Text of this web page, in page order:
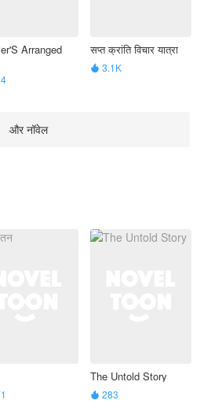
Arranged सप्त क्रांति विचार यात्रा
 3.1K
और नॉवेल
The Untold Story
 283